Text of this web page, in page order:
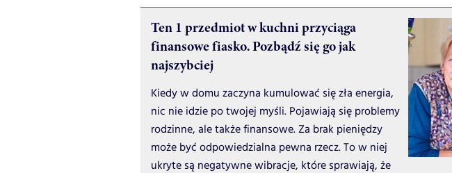
Ten 1 przedmiot w kuchni przyciąga
finansowe fiasko. Pozbądź się go jak
najszybciej
Kiedy w domu zaczyna kumulować się zła energia,
nic nie idzie po twojej myśli. Pojawiają się problemy
rodzinne, ale także finansowe. Za brak pieniędzy
może być odpowiedzialna pewna rzecz. To w niej
ukryte są negatywne wibracje, które sprawiają, że